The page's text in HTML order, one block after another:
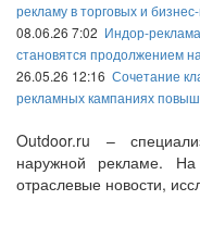
рекламу в торговых и
08.06.26 7:02 Индор-
становятся продолжением
26.05.26 12:16 Сочетание
рекламных кампаниях
Outdoor.ru –
наружной рекламе. На
отраслевые новости,